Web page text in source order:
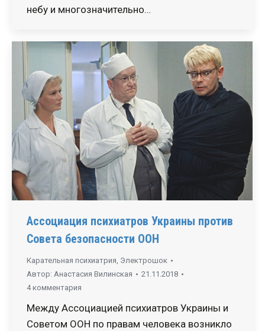
небу и многозначительно…
Ассоциация психиатров Украины против
Совета безопасности ООН
Карательная психиатрия, Электрошок
Автор: Анастасия Вилинская
21.11.2018
4 комментария
Между Ассоциацией психиатров Украины и
Советом ООН по правам человека возникло